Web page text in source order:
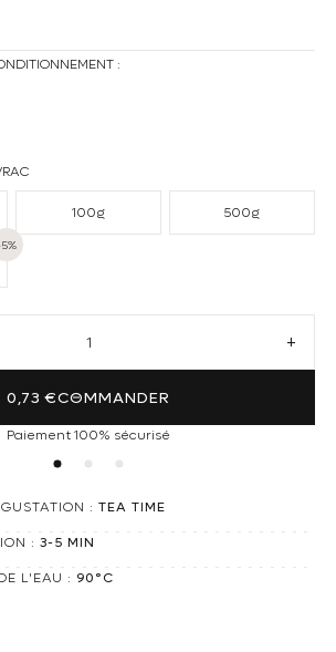
:
fois Noël
- Il était une fois Noël
une fois Noël - thé noir sachet
100g 500g
de Thé noir Il était une fois Noël
0,73 €COMMANDER
Paiement 100% sécurisé
:TEA TIME
:3-5 MIN
L'EAU : 90°C